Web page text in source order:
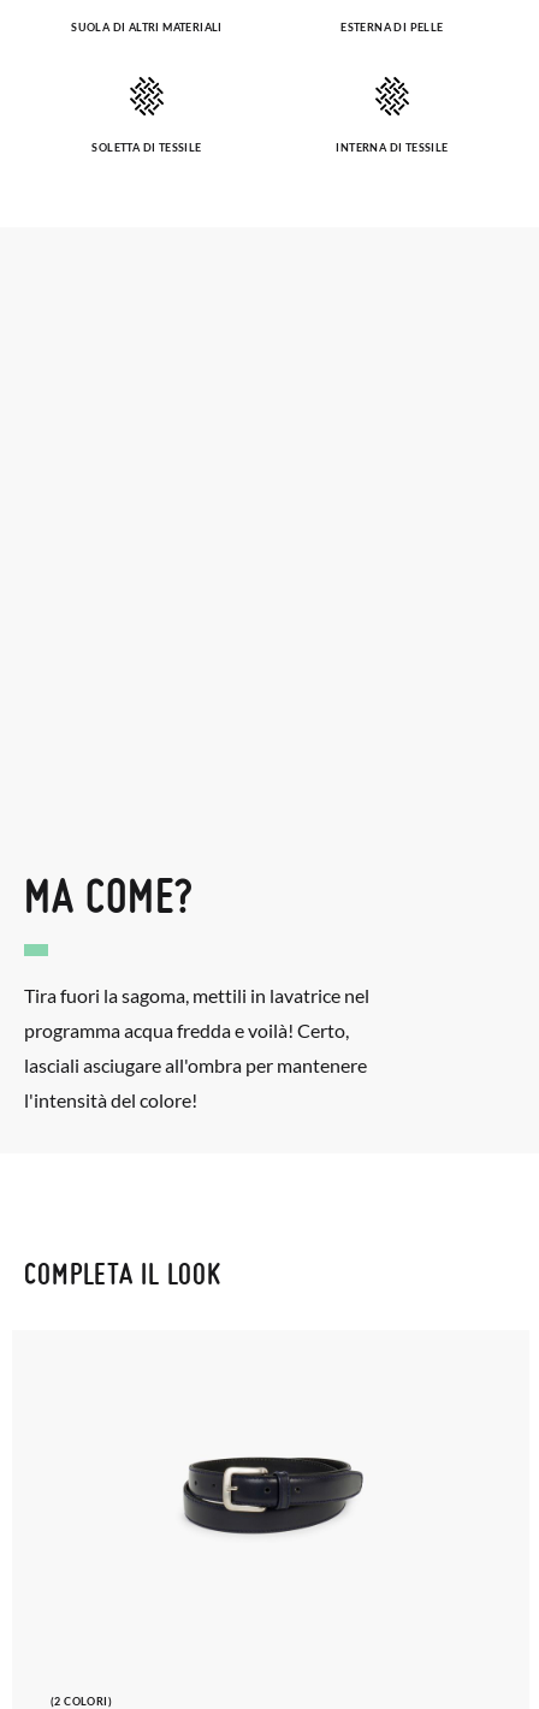
SUOLA DI ALTRI MATERIALI ESTERNA DI PELLE
SOLETTA DI TESSILE INTERNA DI TESSILE
MA COME?
Tira fuori la sagoma, mettili in lavatrice nel
programma acqua fredda e voilà! Certo,
lasciali asciugare all'ombra per mantenere
l'intensità del colore!
COMPLETA IL LOOK
(2 COLORI)